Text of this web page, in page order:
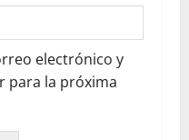
electrónico y
para la próxima